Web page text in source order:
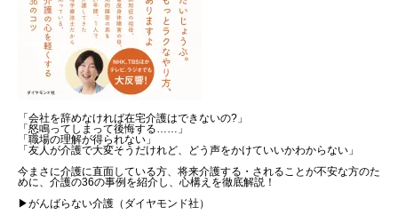
「会社を辞めなければ在宅介護はできないの?」
「怒鳴ってしまって後悔する……」
「職場の理解が得られない」
「友人が介護で大変そうだけれど、どう声をかけていいかわからない」
今まさに介護に直面している方、将来介護する・されることが不安な方のた
めに、介護の36の事例を紹介し、心構えを徹底解説！
▶がんばらない介護（ダイヤモンド社）